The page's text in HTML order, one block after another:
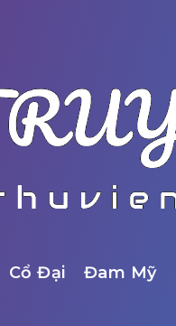
Cổ Đại Đam Mỹ